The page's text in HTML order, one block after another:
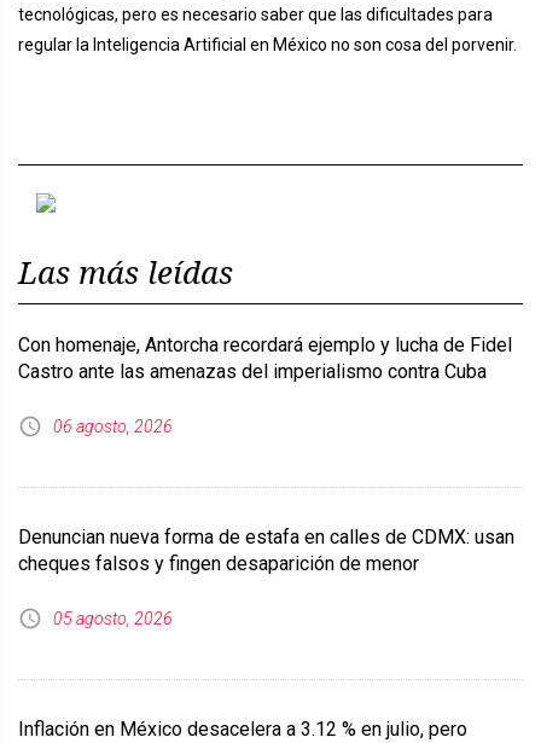
tecnológicas, pero es necesario saber que las dificultades para
regular la Inteligencia Artificial en México no son cosa del porvenir.
Las más leídas
Con homenaje, Antorcha recordará ejemplo y lucha de Fidel
Castro ante las amenazas del imperialismo contra Cuba
06 agosto, 2026
Denuncian nueva forma de estafa en calles de CDMX: usan
cheques falsos y fingen desaparición de menor
05 agosto, 2026
Inflación en México desacelera a 3.12 % en julio, pero